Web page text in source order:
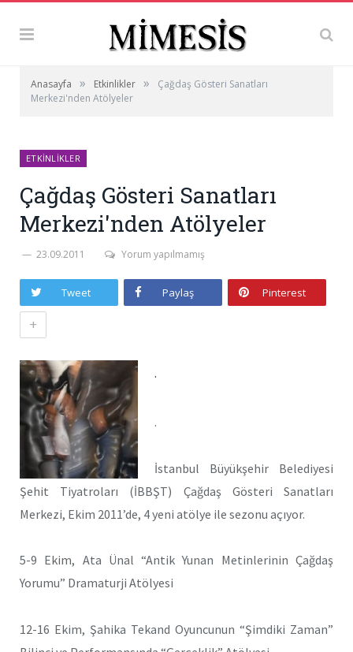
Anasayfa » Etkinlikler »
Çağdaş Gösteri Sanatları
Merkezi'nden Atölyeler
ETKINLIKLER
Çağdaş Gösteri Sanatları
Merkezi'nden Atölyeler
23.09.2011 Yorum yapılmamış
Tweet Paylaş Pinterest
+
.
.
İstanbul Büyükşehir Belediyesi
Şehit Tiyatroları (İBBŞT) Çağdaş Gösteri Sanatları
Merkezi, Ekim 2011’de, 4 yeni atölye ile sezonu açıyor.
5-9 Ekim, Ata Ünal “Antik Yunan Metinlerinin Çağdaş
Yorumu” Dramaturji Atölyesi
12-16 Ekim, Şahika Tekand Oyuncunun “Şimdiki Zaman”